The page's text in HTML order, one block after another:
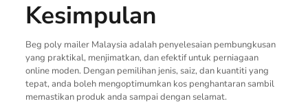
Kesimpulan
Beg poly mailer Malaysia adalah penyelesaian pembungkusan
yang praktikal, menjimatkan, dan efektif untuk perniagaan
online moden. Dengan pemilihan jenis, saiz, dan kuantiti yang
tepat, anda boleh mengoptimumkan kos penghantaran sambil
memastikan produk anda sampai dengan selamat.